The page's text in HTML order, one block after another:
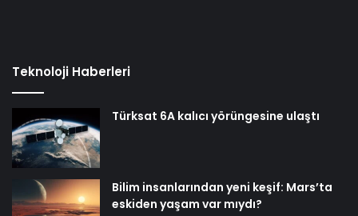
Teknoloji Haberleri
Türksat 6A kalıcı yörüngesine ulaştı
Bilim insanlarından yeni keşif: Mars’ta
eskiden yaşam var mıydı?